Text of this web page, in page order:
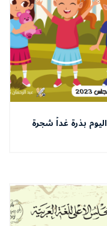
اليوم بذرة غداً شجرة